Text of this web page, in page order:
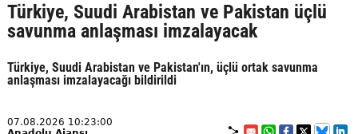
Türkiye, Suudi Arabistan ve Pakistan üçlü
savunma anlaşması imzalayacak
Türkiye, Suudi Arabistan ve Pakistan'ın, üçlü ortak savunma
anlaşması imzalayacağı bildirildi
07.08.2026 10:23:00